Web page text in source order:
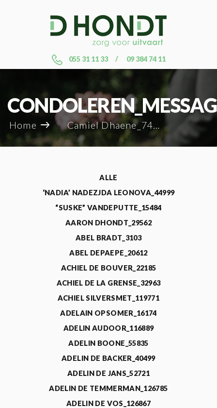
055 31 11 33 09 384 74 11
Home Camiel Dhaene_74469
ALLE
‘NADIA’ NADEZJDA LEONOVA_44999
“SUSKE” VANDEPUTTE_15484
AARON DHONDT_29562
ABEL BRADT_3103
ABEL DEPAEPE_20612
ACHIEL DE BOUVER_22185
ACHIEL DE LA GRENSE_32963
ACHIEL SILVERSMET_119771
ADELAIN OPSOMER_16174
ADELIN AUDOOR_116889
ADELIN BOONE_55835
ADELIN DE BACKER_40499
ADELIN DE JANS_52721
ADELIN DE TEMMERMAN_126785
ADELIN DE VOS_126867